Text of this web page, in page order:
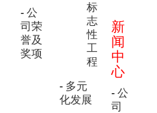
- 公
司荣
誉及
奖项
标
志
性
工
程
- 多元
化发展
新
闻
中
心
- 公
司